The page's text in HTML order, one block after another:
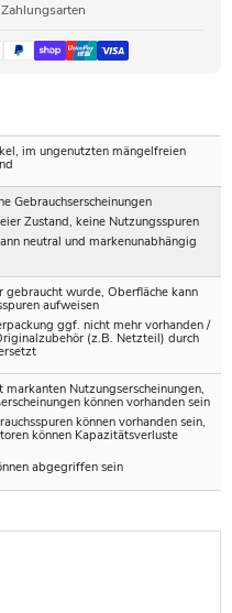
im ungenutzten mängelfreien
Gebrauchserscheinungen
Zustand, keine Nutzungsspuren
neutral und markenunabhängig
gebraucht wurde, Oberfläche kann
aufweisen
ggf. nicht mehr vorhanden /
(z.B. Netzteil) durch
Nutzungserscheinungen,
können vorhanden sein
können vorhanden sein,
können Kapazitätsverluste
abgegriffen sein